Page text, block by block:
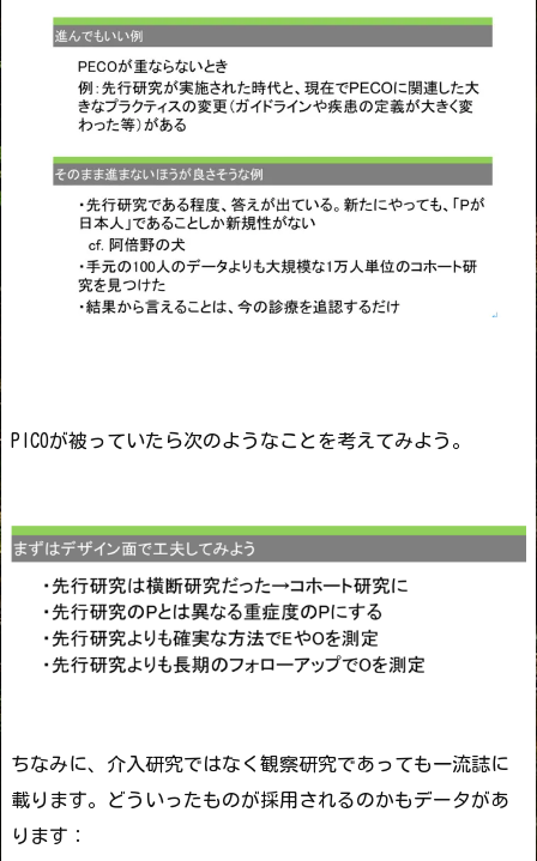
PICOが被っていたら次のようなことを考えてみよう。
ちなみに、介入研究ではなく観察研究であっても一流誌に
載ります。どういったものが採用されるのかもデータがあ
ります：